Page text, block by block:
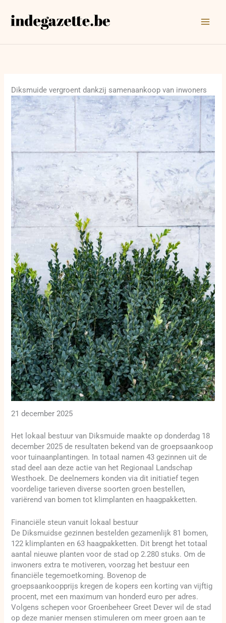
naar
Diksmuide vergroent dankzij samenaankoop van inwoners
21 december 2025
Het lokaal bestuur van Diksmuide maakte op donderdag 18
december 2025 de resultaten bekend van de groepsaankoop
voor tuinaanplantingen. In totaal namen 43 gezinnen uit de
stad deel aan deze actie van het Regionaal Landschap
Westhoek. De deelnemers konden via dit initiatief tegen
voordelige tarieven diverse soorten groen bestellen,
variërend van bomen tot klimplanten en haagpakketten.
Financiële steun vanuit lokaal bestuur
De Diksmuidse gezinnen bestelden gezamenlijk 81 bomen,
122 klimplanten en 63 haagpakketten. Dit brengt het totaal
aantal nieuwe planten voor de stad op 2.280 stuks. Om de
inwoners extra te motiveren, voorzag het bestuur een
financiële tegemoetkoming. Bovenop de
groepsaankoopprijs kregen de kopers een korting van vijftig
procent, met een maximum van honderd euro per adres.
Volgens schepen voor Groenbeheer Greet Dever wil de stad
op deze manier mensen stimuleren om meer groen aan te